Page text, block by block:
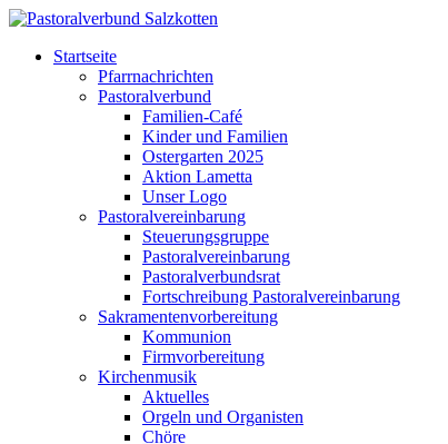
Startseite
Pfarrnachrichten
Pastoralverbund
Familien-Café
Kinder und Familien
Ostergarten 2025
Aktion Lametta
Unser Logo
Pastoralvereinbarung
Steuerungsgruppe
Pastoralvereinbarung
Pastoralverbundsrat
Fortschreibung Pastoralvereinbarung
Sakramentenvorbereitung
Kommunion
Firmvorbereitung
Kirchenmusik
Aktuelles
Orgeln und Organisten
Chöre